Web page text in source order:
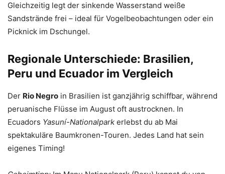
Gleichzeitig legt der sinkende Wasserstand weiße
Sandstrände frei – ideal für Vogelbeobachtungen oder ein
Picknick im Dschungel.
Regionale Unterschiede: Brasilien,
Peru und Ecuador im Vergleich
Der Rio Negro in Brasilien ist ganzjährig schiffbar, während
peruanische Flüsse im August oft austrocknen. In
Ecuadors Yasuní-Nationalpark erlebst du ab Mai
spektakuläre Baumkronen-Touren. Jedes Land hat sein
eigenes Timing!